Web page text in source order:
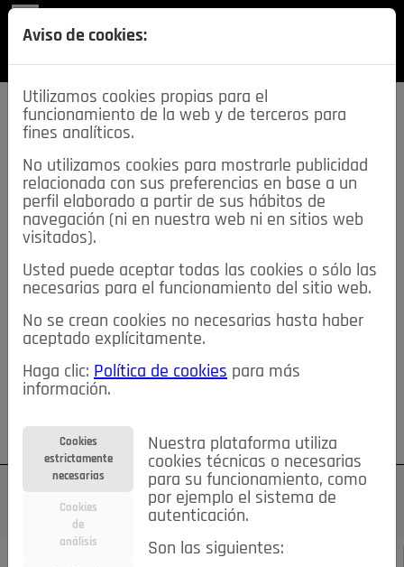
SECCIONES
descarga esta
REVISTA
≡NOTICIAS
NOTICIAS SERVICIOS DE INTERÉS
NOSOTROS
Su cuenta Regístrese ¿Olvidó su contraseña?
Aviso de cookies:
Utilizamos cookies propias para el
funcionamiento de la web y de terceros para
fines analíticos.
No utilizamos cookies para mostrarle publicidad
relacionada con sus preferencias en base a un
perfil elaborado a partir de sus hábitos de
navegación (ni en nuestra web ni en sitios web
visitados).
Usted puede aceptar todas las cookies o sólo las
necesarias para el funcionamiento del sitio web.
No se crean cookies no necesarias hasta haber
aceptado explícitamente.
Haga clic: Política de cookies para más
información.
Cookies
estrictamente
necesarias
Cookies
de
análisis
Nuestra plataforma utiliza
cookies técnicas o necesarias
para su funcionamiento, como
por ejemplo el sistema de
autenticación.
Son las siguientes: